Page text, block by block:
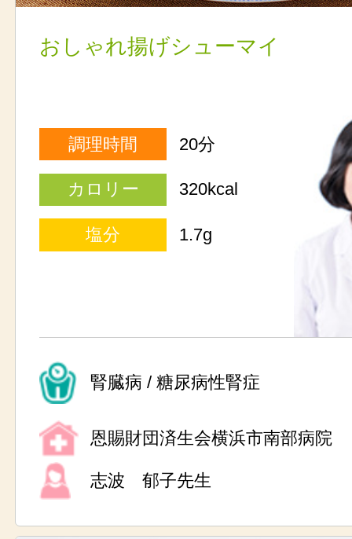
おしゃれ揚げシューマイ
調理時間 20分
カロリー 320kcal
塩分 1.7g
腎臓病 / 糖尿病性腎症
恩賜財団済生会横浜市南部病院
志波 郁子先生